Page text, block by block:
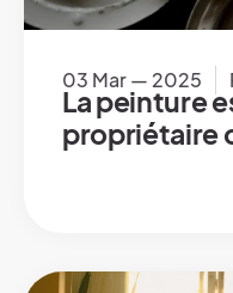
03 Mar — 2025
La peinture
propriétaire